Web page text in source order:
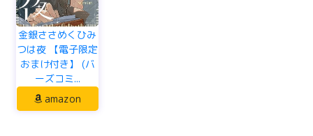
金銀ささめくひみ
つは夜 【電子限定
おまけ付き】 (バ
ーズコミ...
amazon